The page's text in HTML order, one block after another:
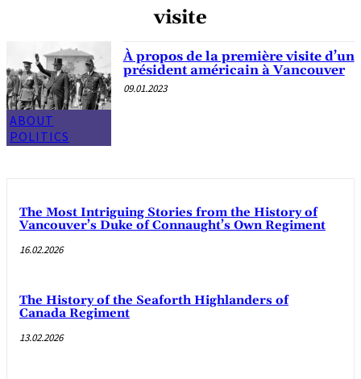
visite
ABOUT
POLITICS
À propos de la première visite d’un
président américain à Vancouver
09.01.2023
The Most Intriguing Stories from the History of
Vancouver’s Duke of Connaught’s Own Regiment
16.02.2026
The History of the Seaforth Highlanders of
Canada Regiment
13.02.2026